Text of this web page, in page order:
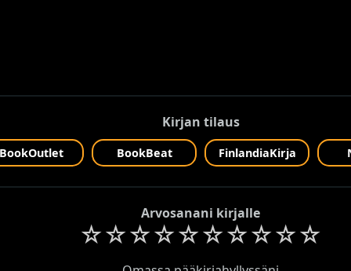
Kirjan tilaus
BookOutlet BookBeat FinlandiaKirja
Arvosanani kirjalle
☆☆☆☆☆☆☆☆☆☆